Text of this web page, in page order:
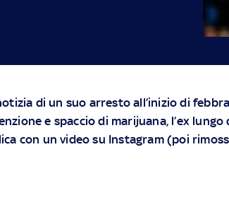
di un suo arresto all’inizio di
e spaccio di marijuana, l’ex lungo
con un video su Instagram (poi